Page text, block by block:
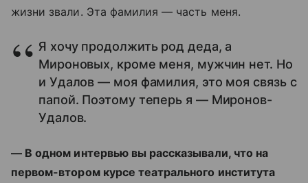
жизни звали. Эта фамилия — часть меня.
Я хочу продолжить род деда, а
Мироновых, кроме меня, мужчин нет. Но
и Удалов — моя фамилия, это моя связь с
папой. Поэтому теперь я — Миронов-
Удалов.
— В одном интервью вы рассказывали, что на
первом-втором курсе театрального института